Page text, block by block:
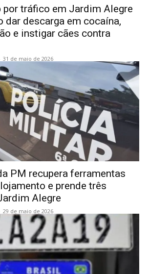
por tráfico em Jardim Alegre
dar descarga em cocaína,
e instigar cães contra
31 de maio de 2026
PM recupera ferramentas
e prende três
Alegre
29 de maio de 2026